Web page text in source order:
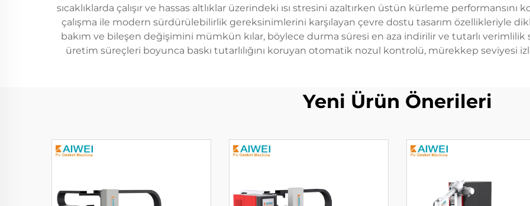
sıcaklıklarda çalışır ve hassas altlıklar üzerindeki ısı stresini azaltırken üstün kürleme
çalışma ile modern sürdürülebilirlik gereksinimlerini karşılayan çevre dostu tasarım özellikleriyle
bakım ve bileşen değişimini mümkün kılar, böylece durma süresi en aza indirilir ve tutarlı verimlilik
üretim süreçleri boyunca baskı tutarlılığını koruyan otomatik nozul kontrolü, mürekkep seviyesi
Yeni Ürün Önerileri